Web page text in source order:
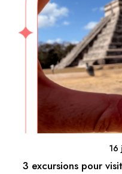
16
3 excursions pour